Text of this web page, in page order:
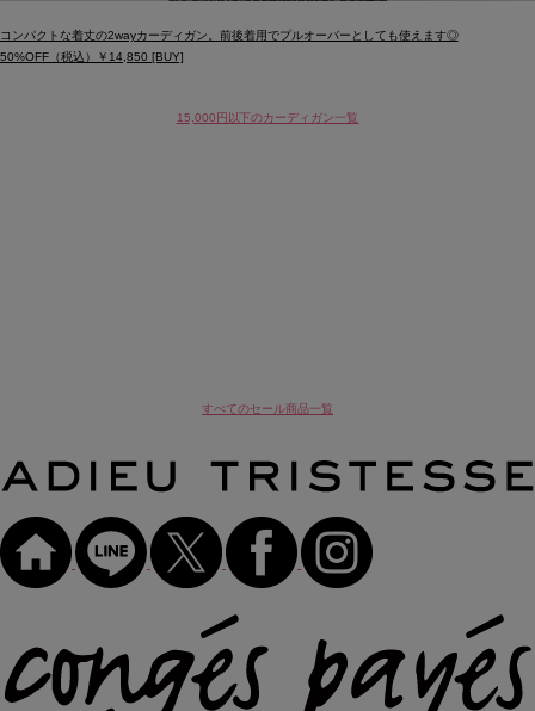
コンパクトな着丈の2wayカーディガン。前後着用でプルオーバーとしても使えます◎
50%OFF（税込）￥14,850 [BUY]
15,000円以下のカーディガン一覧
すべてのセール商品一覧